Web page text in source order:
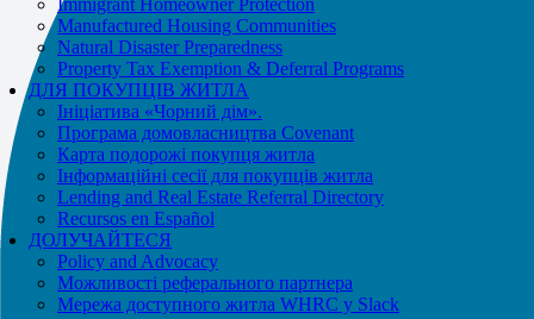
Immigrant Homeowner Protection
Manufactured Housing Communities
Natural Disaster Preparedness
Property Tax Exemption & Deferral Programs
ДЛЯ ПОКУПЦІВ ЖИТЛА
Ініціатива «Чорний дім».
Програма домовласництва Covenant
Карта подорожі покупця житла
Інформаційні сесії для покупців житла
Lending and Real Estate Referral Directory
Recursos en Español
ДОЛУЧАЙТЕСЯ
Policy and Advocacy
Можливості реферального партнера
Мережа доступного житла WHRC у Slack